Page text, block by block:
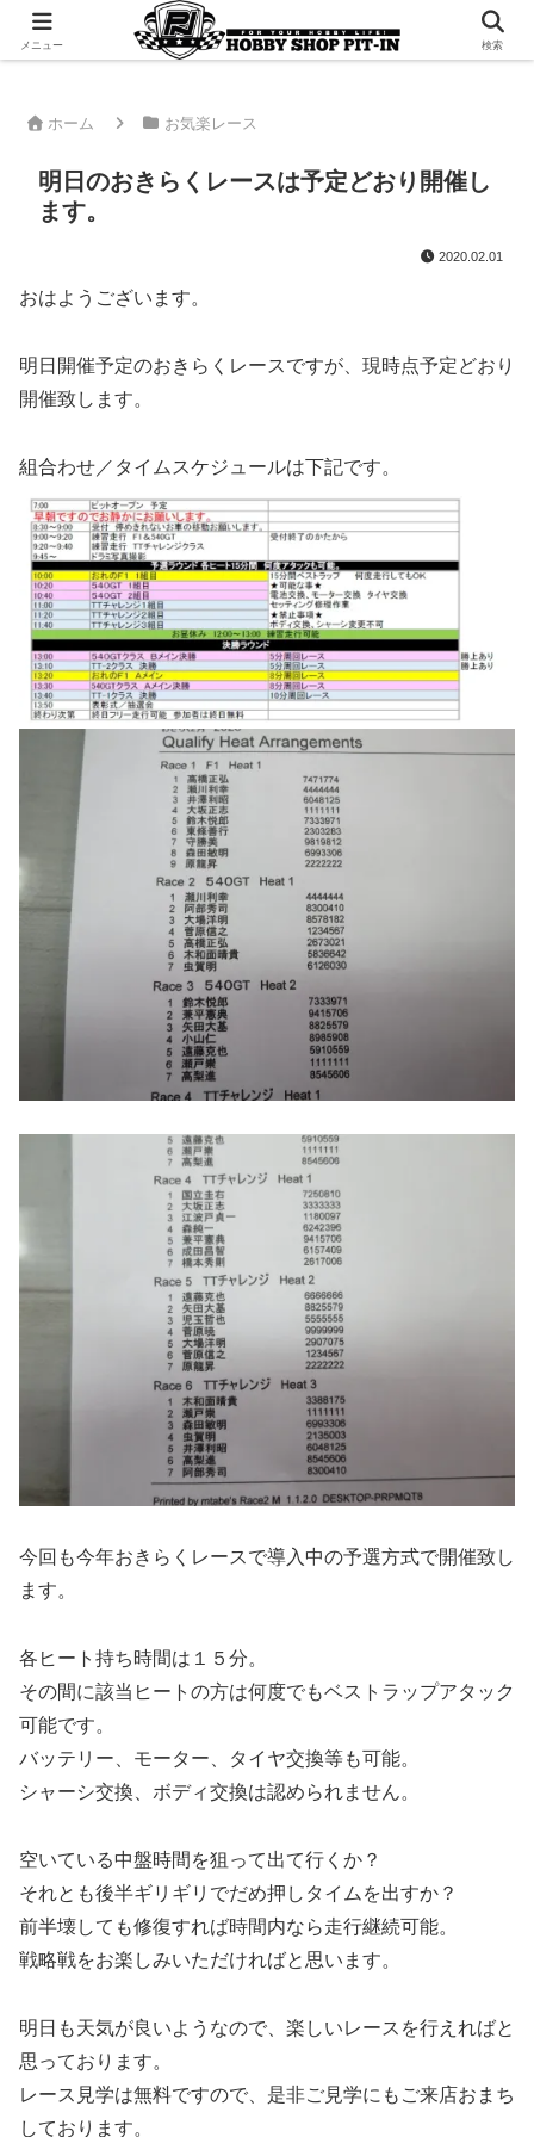
千葉県君津市でラジコンやプラモデルを販売。 ピットインのウェブサイトです
ホーム お気楽レース
明日のおきらくレースは予定どおり開催し
ます。
2020.02.01
おはようございます。
明日開催予定のおきらくレースですが、現時点予定どおり
開催致します。
組合わせ／タイムスケジュールは下記です。
今回も今年おきらくレースで導入中の予選方式で開催致し
ます。
各ヒート持ち時間は１５分。
その間に該当ヒートの方は何度でもベストラップアタック
可能です。
バッテリー、モーター、タイヤ交換等も可能。
シャーシ交換、ボディ交換は認められません。
空いている中盤時間を狙って出て行くか？
それとも後半ギリギリでだめ押しタイムを出すか？
前半壊しても修復すれば時間内なら走行継続可能。
戦略戦をお楽しみいただければと思います。
明日も天気が良いようなので、楽しいレースを行えればと
思っております。
レース見学は無料ですので、是非ご見学にもご来店おまち
しております。
メニュー 検索